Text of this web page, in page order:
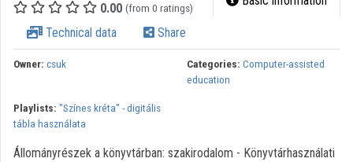
Organizations
Contributors
0.00 (from 0 ratings)
Technical data Share
Owner: csuk Categories: Computer-assisted
education
Playlists: "Színes kréta" - digitális
tábla használata
Állományrészek a könyvtárban: szakirodalom - Könyvtárhasználati